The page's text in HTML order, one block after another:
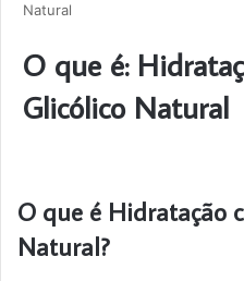
Natural
O que é:
Glicólico Natural
O que é Hidratação
Natural?